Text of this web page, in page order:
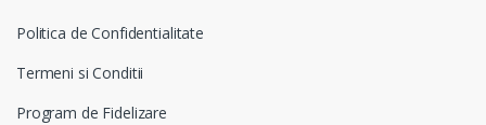
Politica de Confidentialitate
Termeni si Conditii
Program de Fidelizare